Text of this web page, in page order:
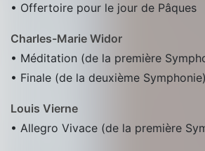
• Offertoire pour le jour de Pâques
Charles-Marie Widor
• Méditation (de la première
• Finale (de la deuxième Symphonie)
Louis Vierne
• Allegro Vivace (de la première